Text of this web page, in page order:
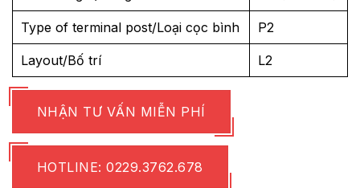
Type of terminal post/Loại cọc bình P2
Layout/Bố trí L2
NHẬN TƯ VẤN MIỄN PHÍ
HOTLINE: 0229.3762.678